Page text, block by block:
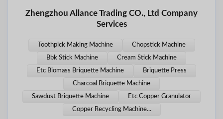
Zhengzhou Allance Trading CO., Ltd Company
Services
Toothpick Making Machine
Chopstick Machine
Bbk Stick Machine
Cream Stick Machine
Etc Biomass Briquette Machine
Briquette Press
Charcoal Briquette Machine
Sawdust Briquette Machine
Etc Copper Granulator
Copper Recycling Machine...